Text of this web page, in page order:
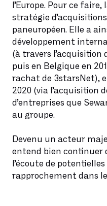
l’Europe. Pour ce
stratégie
paneuropéen. Elle a
développement
(à travers l’acquisition
puis en Belgique en
rachat de 3starsNet),
2020 (via l’acquisition
d’entreprises que
au groupe.
Devenu un acteur
entend bien continuer
l’écoute de
rapprochement dans